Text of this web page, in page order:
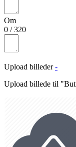
Om
0 /320
Upload billeder -
Upload billede til